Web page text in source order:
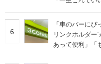
6
「車のバーに
リンクホルダー
あって便利」「